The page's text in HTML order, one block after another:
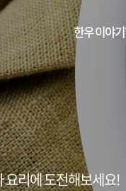
한우 이야기
요리에 도전해보세요!